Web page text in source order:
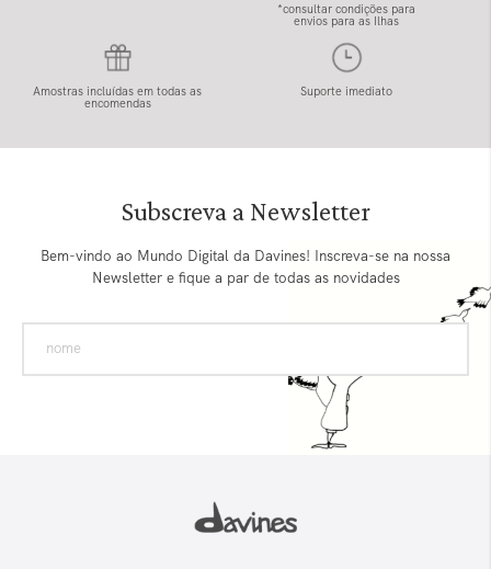
*consultar condições para
envios para as Ilhas
Amostras incluídas em todas as
encomendas
Suporte imediato
Subscreva a Newsletter
Bem-vindo ao Mundo Digital da Davines! Inscreva-se na nossa
Newsletter e fique a par de todas as novidades